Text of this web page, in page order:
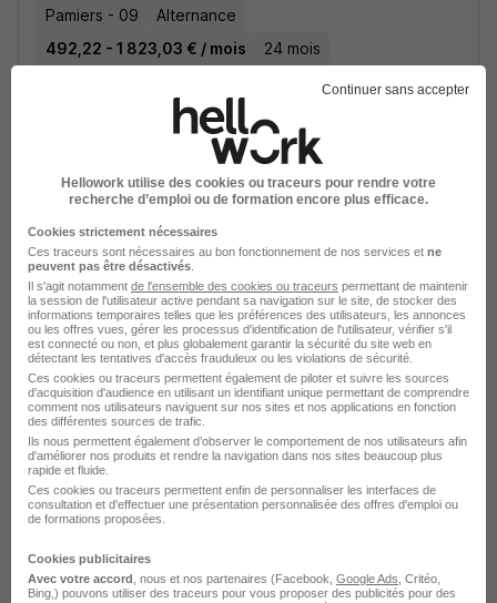
Pamiers - 09
Alternance
492,22 - 1 823,03 € / mois
24 mois
Assistant Comptable H/F
Fiducial
Foix - 09 Alternance
492,22 - 1 823,03 € / mois
1 an
Voir l’offre
Continuer sans accepter
Hellowork utilise des cookies ou traceurs pour rendre votre
recherche d’emploi ou de formation encore plus efficace.
Cookies strictement nécessaires
Ces traceurs sont nécessaires au bon fonctionnement de nos services et ne
peuvent pas être désactivés
Il s'agit notamment de l'ensemble des cookies ou traceurs permettant de maintenir
la session de l'utilisateur active pendant sa navigation sur le site, de stocker des
informations temporaires telles que les préférences des utilisateurs, les annonces
ou les offres vues, gérer les processus d'identification de l'utilisateur, vérifier s'il
est connecté ou non, et plus globalement garantir la sécurité du site web en
détectant les tentatives d'accès frauduleux ou les violations de sécurité.
Ces cookies ou traceurs permettent également de piloter et suivre les sources
d'acquisition d'audience en utilisant un identifiant unique permettant de comprendre
comment nos utilisateurs naviguent sur nos sites et nos applications en fonction
des différentes sources de trafic.
Ils nous permettent également d’observer le comportement de nos utilisateurs afin
d'améliorer nos produits et rendre la navigation dans nos sites beaucoup plus
rapide et fluide.
Ces cookies ou traceurs permettent enfin de personnaliser les interfaces de
consultation et d'effectuer une présentation personnalisée des offres d'emploi ou
de formations proposées.
Cookies publicitaires
Avec votre accord , nous et nos partenaires (Facebook, Google Ads , Critéo,
Bing,) pouvons utiliser des traceurs pour vous proposer des publicités pour des